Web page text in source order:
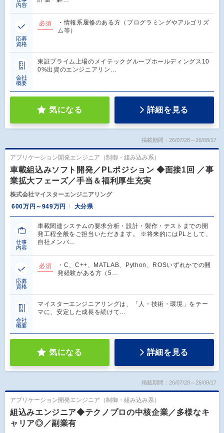
内容
応募
資格
必須
・情報系履修のある方（プログラミングやアルゴリズ
ム等）
会社
概要
東証プライム上場のメイテックグループホールディングス10
0%出資のエンジニアリン…
気になる 詳細を見る
掲載期間：26/07/28～26/08/17
アプリケーション開発エンジニア（制御・組み込み系）
車載組込みソフト開発／PLポジション ◆面接1回 ／事
業拡大フェーズ／手当＆福利厚生充実
株式会社マイスターエンジニアリング
600万円～949万円
大分県
仕事
内容
車載関連システムの要求分析・設計・製作・テストまでの開
発工程全般をご担当いただきます。 ※将来的にはPLとして、
自社メンバ…
応募
資格
必須
・C、C++、MATLAB、Python、ROSいずれかでの開
発経験がある方（5…
会社
概要
マイスターエンジニアリングは、「人・技術・環境」をテー
マに、安定した成長を続けて…
気になる 詳細を見る
掲載期間：26/07/28～26/08/17
アプリケーション開発エンジニア（制御・組み込み系）
組込みエンジニア◆テクノプロの中核企業／多様なキ
ャリア◎／副業有